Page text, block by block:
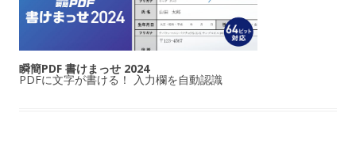
瞬簡PDF 書けまっせ 2024
PDFに文字が書ける！ 入力欄を自動認識